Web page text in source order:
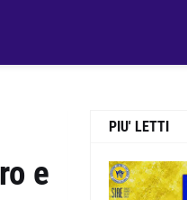
e
PIU' LETTI